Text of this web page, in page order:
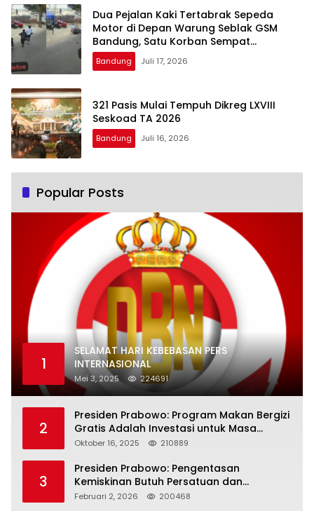
Dua Pejalan Kaki Tertabrak Sepeda
Motor di Depan Warung Seblak GSM
Bandung, Satu Korban Sempat
Mengalami Kejang
Bandung Juli 17, 2026
321 Pasis Mulai Tempuh Dikreg LXVIII
Seskoad TA 2026
Bandung Juli 16, 2026
Popular Posts
1
SELAMAT HARI KEBEBASAN PERS
INTERNASIONAL
Mei 3, 2025 224691
2
Presiden Prabowo: Program Makan Bergizi
Gratis Adalah Investasi untuk Masa
Depan Bangsa
Oktober 16, 2025 210889
3
Presiden Prabowo: Pengentasan
Kemiskinan Butuh Persatuan dan
Kepemimpinan yang Bertanggung Jawab
Februari 2, 2026 200468